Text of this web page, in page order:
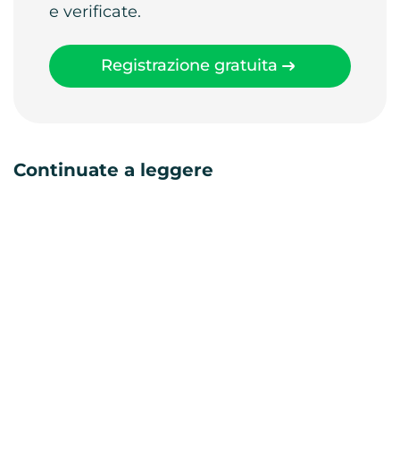
e verificate.
Registrazione gratuita
Continuate a leggere